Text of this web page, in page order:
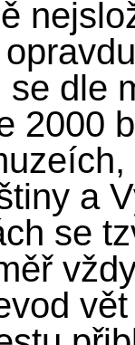
dle
2000
a
se